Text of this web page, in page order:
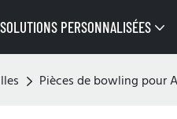
SOLUTIONS PERSONNALISÉES
Pièces de bowling pour